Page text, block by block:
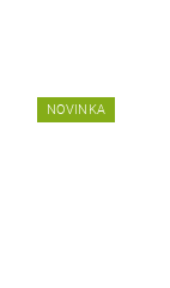
NOVINKA